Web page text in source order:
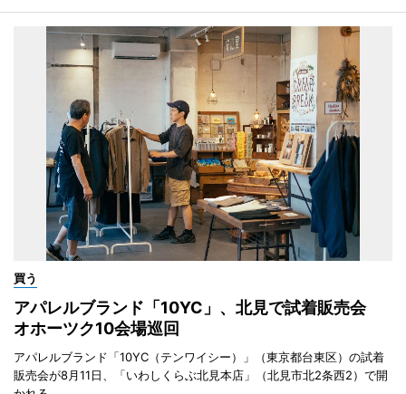
買う
アパレルブランド「10YC」、北見で試着販売会
オホーツク10会場巡回
アパレルブランド「10YC（テンワイシー）」（東京都台東区）の試着
販売会が8月11日、「いわしくらぶ北見本店」（北見市北2条西2）で開